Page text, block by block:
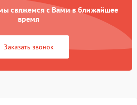
мы свяжемся с Вами в ближайшее
время
Заказать звонок